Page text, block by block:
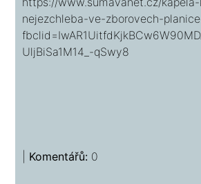
nejezchleba-ve-zborovech-
UljBiSa1M14_-qSwy8
Komentářů: 0